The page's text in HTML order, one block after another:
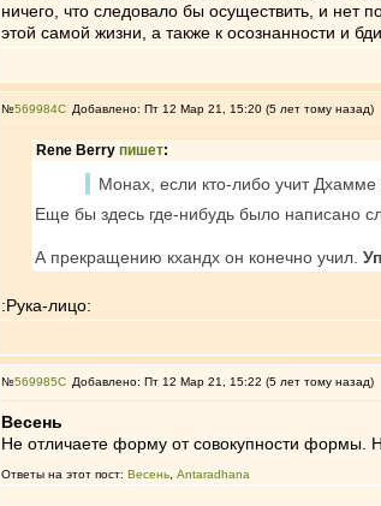
ничего, что следовало бы осуществить, и нет
этой самой жизни, а также к осознанности и
№569984 Добавлено: Пт 12 Мар 21, 15:20 (5 лет тому назад)
Rene Berry пишет:
Монах, если кто-либо учит
Еще бы здесь где-нибудь было написано
А прекращению кхандх он конечно учил.
:Рука-лицо:
№569985 Добавлено: Пт 12 Мар 21, 15:22 (5 лет тому назад)
Весень
Не отличаете форму от совокупности формы.
Ответы на этот пост: Весень Antaradhana